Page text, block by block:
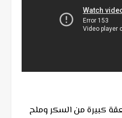
كبيرة من السكر وملح